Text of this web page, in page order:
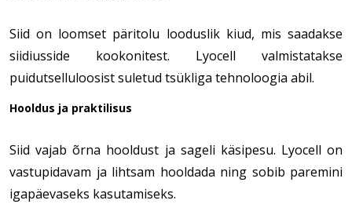
Siid on loomset päritolu looduslik kiud, mis saadakse
siidiusside kookonitest. Lyocell valmistatakse
puidutselluloosist suletud tsükliga tehnoloogia abil.
Hooldus ja praktilisus
Siid vajab õrna hooldust ja sageli käsipesu. Lyocell on
vastupidavam ja lihtsam hooldada ning sobib paremini
igapäevaseks kasutamiseks.